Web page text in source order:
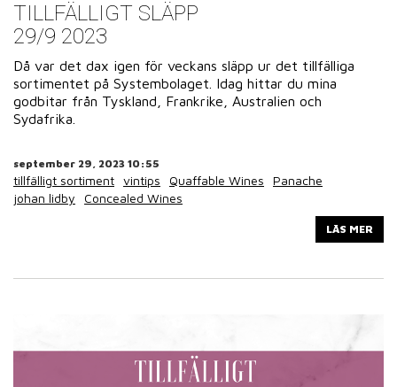
TILLFÄLLIGT SLÄPP
29/9 2023
Då var det dax igen för veckans släpp ur det tillfälliga
sortimentet på Systembolaget. Idag hittar du mina
godbitar från Tyskland, Frankrike, Australien och
Sydafrika.
september 29, 2023 10:55
tillfälligt sortiment vintips Quaffable Wines
Panache
johan lidby
Concealed Wines
LÄS MER